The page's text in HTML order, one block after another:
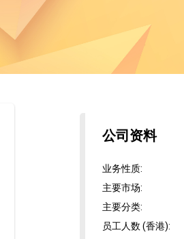
公司资料
业务性质:
主要市场:
主要分类:
员工人数 (香港):